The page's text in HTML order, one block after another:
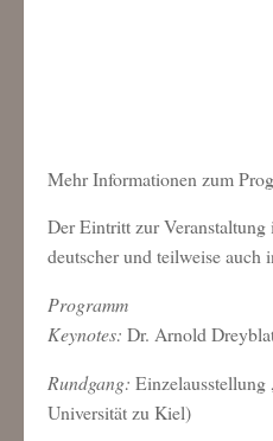
Mehr Informationen zum
Der Eintritt zur
deutscher und teilweise auch
Programm
Keynotes: Dr. Arnold
Rundgang: Einzelausstellung
Universität zu Kiel)